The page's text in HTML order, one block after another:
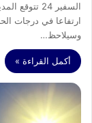
السفير 24
ارتفاعا في درجات
وسيلاحظ…
أكمل القراءة »